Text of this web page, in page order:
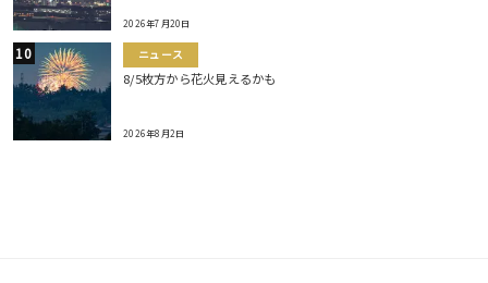
2026年7月20日
ニュース
8/5枚方から花火見えるかも
2026年8月2日